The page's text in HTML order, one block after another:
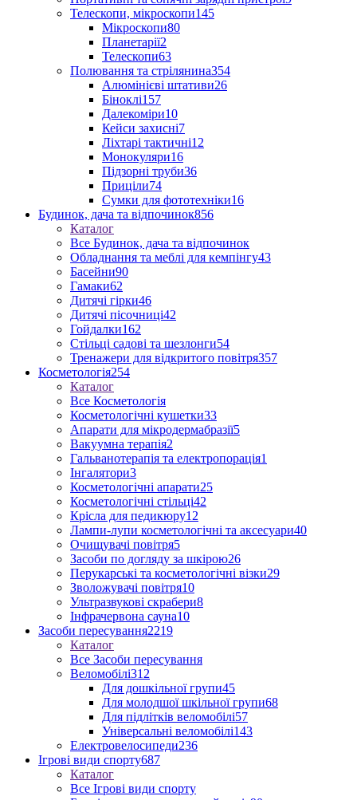
Телескопи, мікроскопи145
Мікроскопи80
Планетарії2
Телескопи63
Полювання та стрілянина354
Алюмінієві штативи26
Біноклі157
Далекоміри10
Кейси захисні7
Ліхтарі тактичні12
Монокуляри16
Підзорні труби36
Приціли74
Сумки для фототехніки16
Будинок, дача та відпочинок856
Каталог
Все Будинок, дача та відпочинок
Обладнання та меблі для кемпінгу43
Басейни90
Гамаки62
Дитячі гірки46
Дитячі пісочниці42
Гойдалки162
Стільці садові та шезлонги54
Тренажери для відкритого повітря357
Косметологія254
Каталог
Все Косметологія
Косметологічні кушетки33
Апарати для мікродермабразії5
Вакуумна терапія2
Гальванотерапія та електропорація1
Інгалятори3
Косметологічні апарати25
Косметологічні стільці42
Крісла для педикюру12
Лампи-лупи косметологічні та аксесуари40
Очищувачі повітря5
Засоби по догляду за шкірою26
Перукарські та косметологічні візки29
Зволожувачі повітря10
Ультразвукові скрабери8
Інфрачервона сауна10
Засоби пересування2219
Каталог
Все Засоби пересування
Веломобілі312
Для дошкільної групи45
Для молодшої шкільної групи68
Для підлітків веломобілі57
Універсальні веломобілі143
Електровелосипеди236
Ігрові види спорту687
Каталог
Все Ігрові види спорту